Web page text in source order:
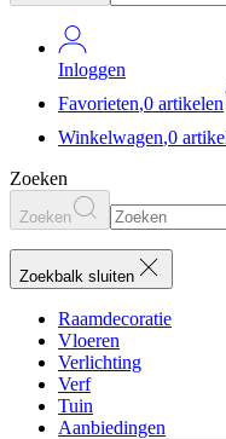
Inloggen
Favorieten,0 artikelen
Winkelwagen,0
Zoeken
Zoeken
Zoekbalk sluiten
Raamdecoratie
Vloeren
Verlichting
Verf
Tuin
Aanbiedingen